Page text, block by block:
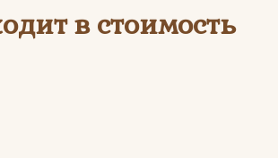
в стоимость